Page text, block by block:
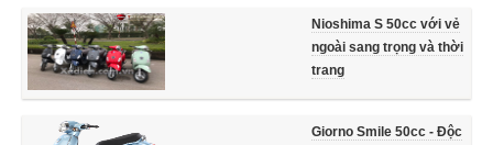
Nioshima S 50cc với vẻ
ngoài sang trọng và thời
trang
Giorno Smile 50cc - Độc